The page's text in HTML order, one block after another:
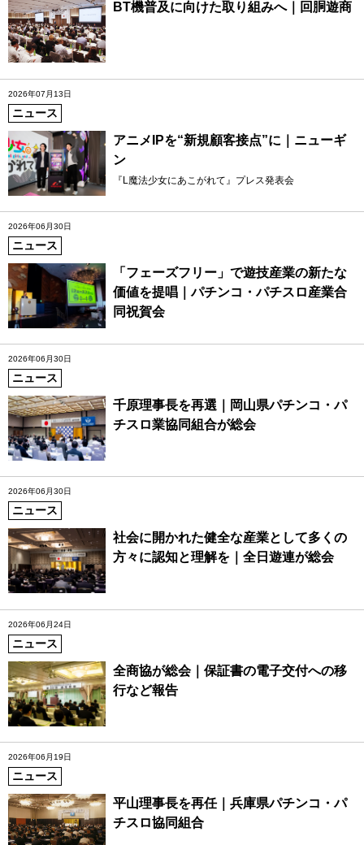
BT機普及に向けた取り組みへ｜回胴遊商
2026年07月13日
ニュース
アニメIPを“新規顧客接点”に｜ニューギ
ン
『L魔法少女にあこがれて』プレス発表会
2026年06月30日
ニュース
「フェーズフリー」で遊技産業の新たな
価値を提唱｜パチンコ・パチスロ産業合
同祝賀会
2026年06月30日
ニュース
千原理事長を再選｜岡山県パチンコ・パ
チスロ業協同組合が総会
2026年06月30日
ニュース
社会に開かれた健全な産業として多くの
方々に認知と理解を｜全日遊連が総会
2026年06月24日
ニュース
全商協が総会｜保証書の電子交付への移
行など報告
2026年06月19日
ニュース
平山理事長を再任｜兵庫県パチンコ・パ
チスロ協同組合